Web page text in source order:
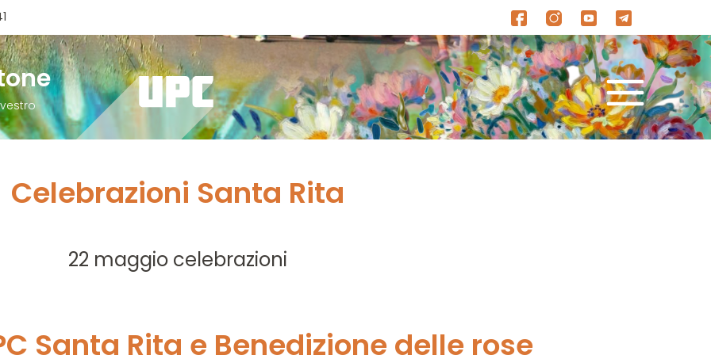
Celebrazioni Santa Rita
22 maggio celebrazioni
Santa Rita e Benedizione delle rose